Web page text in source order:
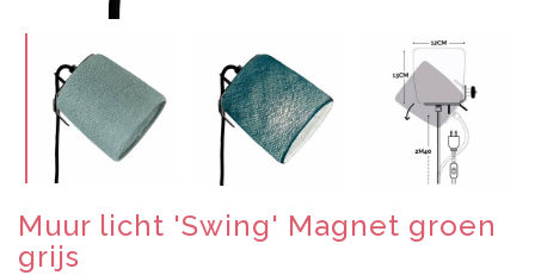
Muur licht 'Swing' Magnet groen
grijs